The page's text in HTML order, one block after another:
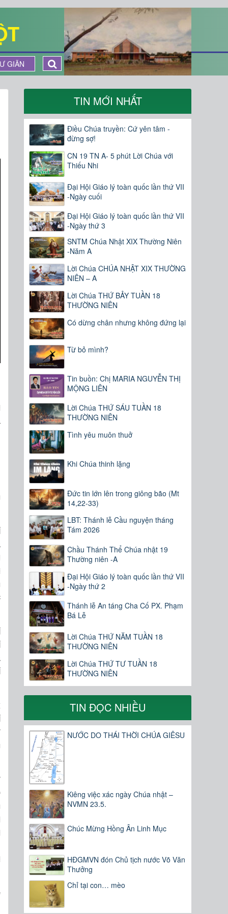
GIÃN
TIN MỚI NHẤT
Điều Chúa truyền: Cứ yên tâm -
đừng sợ!
CN 19 TN A- 5 phút Lời Chúa với
Thiếu Nhi
Đại Hội Giáo lý toàn quốc lần thứ VII
-Ngày cuối
Đại Hội Giáo lý toàn quốc lần thứ VII
-Ngày thứ 3
SNTM Chúa Nhật XIX Thường Niên
-Năm A
Lời Chúa CHÚA NHẬT XIX THƯỜNG
NIÊN – A
Lời Chúa THỨ BẢY TUẦN 18
THƯỜNG NIÊN
Có dừng chân nhưng không đứng lại
Từ bỏ mình?
Tin buồn: Chị MARIA NGUYỄN THỊ
MỘNG LIÊN
Lời Chúa THỨ SÁU TUẦN 18
THƯỜNG NIÊN
Tình yêu muôn thuở
Khi Chúa thinh lặng
Đức tin lớn lên trong giông bão (Mt
14,22-33)
LBT: Thánh lễ Cầu nguyện tháng
Tám 2026
Chầu Thánh Thể Chúa nhật 19
Thường niên -A
Đại Hội Giáo lý toàn quốc lần thứ VII
-Ngày thứ 2
Thánh lễ An táng Cha Cố PX. Phạm
Bá Lễ
Lời Chúa THỨ NĂM TUẦN 18
THƯỜNG NIÊN
Lời Chúa THỨ TƯ TUẦN 18
THƯỜNG NIÊN
TIN ĐỌC NHIỀU
NƯỚC DO THÁI THỜI CHÚA GIÊSU
Kiêng việc xác ngày Chúa nhật –
NVMN 23.5.
Chúc Mừng Hồng Ân Linh Mục
HĐGMVN đón Chủ tịch nước Võ Văn
Thưởng
Chỉ tại con… mèo